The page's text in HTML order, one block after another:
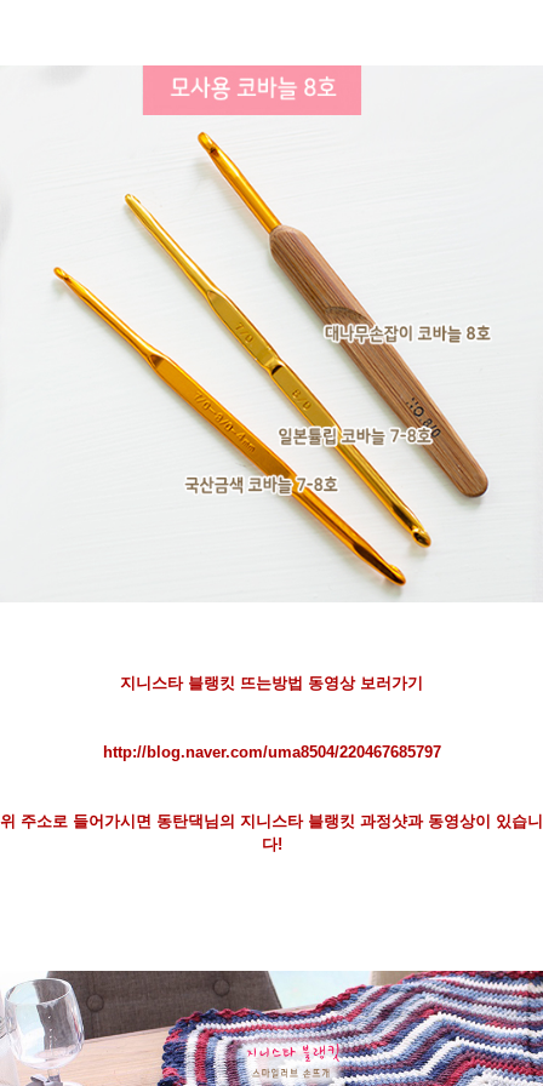
지니스타 블랭킷 뜨는방법 동영상 보러가기
http://blog.naver.com/uma8504/220467685797
위 주소로 들어가시면 동탄댁님의 지니스타 블랭킷 과정샷과 동영상이 있습니
다!